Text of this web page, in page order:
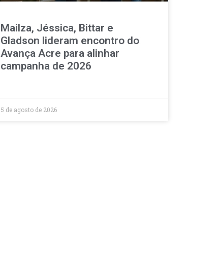
Mailza, Jéssica, Bittar e
Gladson lideram encontro do
Avança Acre para alinhar
campanha de 2026
5 de agosto de 2026